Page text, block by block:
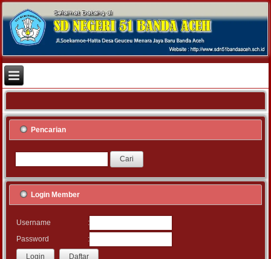
Pencarian
Login Member
Username
:
Password
: